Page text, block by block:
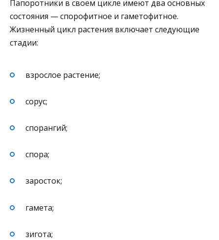
Папоротники в своем цикле имеют два основных
состояния — спорофитное и гаметофитное.
Жизненный цикл растения включает следующие
стадии:
взрослое растение;
сорус;
спорангий;
спора;
заросток;
гамета;
зигота;